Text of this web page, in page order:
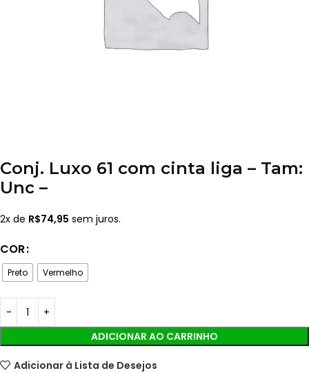
Conj. Luxo 61 com cinta liga – Tam:
Unc –
2x de R$74,95 sem juros.
COR
Preto Vermelho
ADICIONAR AO CARRINHO
Adicionar à Lista de Desejos